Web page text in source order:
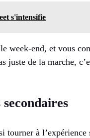
s'intensifie
week-end, et vous
juste de la marche,
à l’expérience